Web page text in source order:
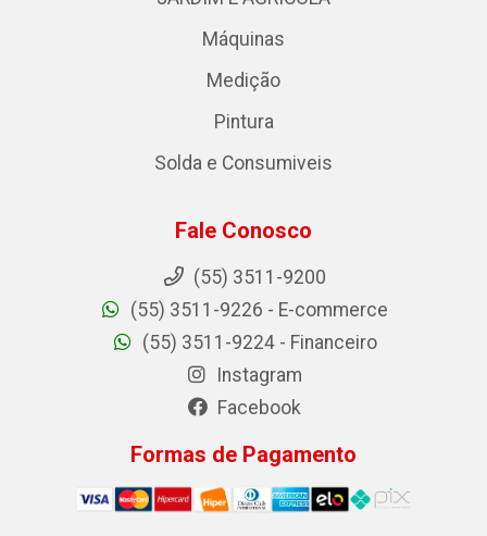
Máquinas
Medição
Pintura
Solda e Consumiveis
Fale Conosco
(55) 3511-9200
(55) 3511-9226 - E-commerce
(55) 3511-9224 - Financeiro
Instagram
Facebook
Formas de Pagamento